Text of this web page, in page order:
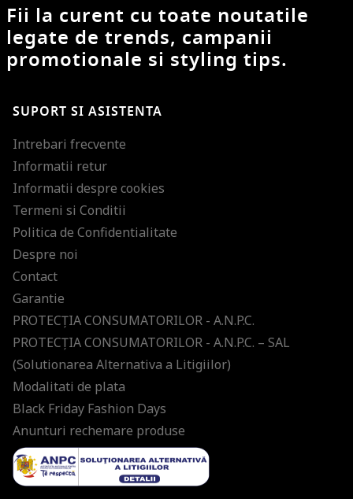
Fii la curent cu toate noutatile
legate de trends, campanii
promotionale si styling tips.
SUPORT SI ASISTENTA
Intrebari frecvente
Informatii retur
Informatii despre cookies
Termeni si Conditii
Politica de Confidentialitate
Despre noi
Contact
Garantie
PROTECŢIA CONSUMATORILOR - A.N.P.C.
PROTECŢIA CONSUMATORILOR - A.N.P.C. – SAL
(Solutionarea Alternativa a Litigiilor)
Modalitati de plata
Black Friday Fashion Days
Anunturi rechemare produse